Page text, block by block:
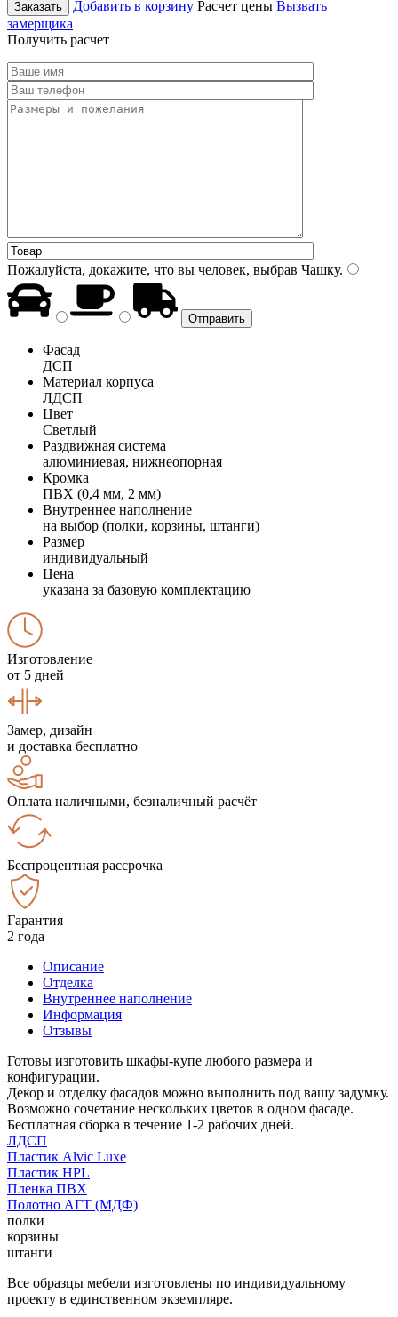
Заказать Добавить в корзину Расчет цены Вызвать
замерщика
Получить расчет
Пожалуйста, докажите, что вы человек, выбрав Чашку.
Фасад
ДСП
Материал корпуса
ЛДСП
Цвет
Светлый
Раздвижная система
алюминиевая, нижнеопорная
Кромка
ПВХ (0,4 мм, 2 мм)
Внутреннее наполнение
на выбор (полки, корзины, штанги)
Размер
индивидуальный
Цена
указана за базовую комплектацию
Изготовление
от 5 дней
Замер, дизайн
и доставка бесплатно
Оплата наличными, безналичный расчёт
Беспроцентная рассрочка
Гарантия
2 года
Описание
Отделка
Внутреннее наполнение
Информация
Отзывы
Готовы изготовить шкафы-купе любого размера и
конфигурации.
Декор и отделку фасадов можно выполнить под вашу задумку.
Возможно сочетание нескольких цветов в одном фасаде.
Бесплатная сборка в течение 1-2 рабочих дней.
ЛДСП
Пластик Alvic Luxe
Пластик HPL
Пленка ПВХ
Полотно АГТ (МДФ)
полки
корзины
штанги
Все образцы мебели изготовлены по индивидуальному
проекту в единственном экземпляре.